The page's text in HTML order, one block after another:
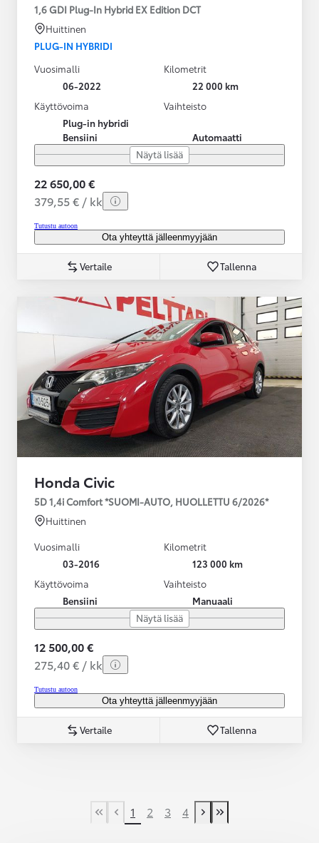
1,6 GDI Plug-In Hybrid EX Edition DCT
Huittinen
PLUG-IN HYBRIDI
Vuosimalli
06-2022
Kilometrit
22 000 km
Käyttövoima
Plug-in hybridi
Bensiini
Vaihteisto
Automaatti
Näytä lisää
22 650,00 €
379,55 € / kk
Tutustu autoon
Ota yhteyttä jälleenmyyjään
Vertaile Tallenna
Honda Civic
5D 1,4i Comfort *SUOMI-AUTO, HUOLLETTU 6/2026*
Huittinen
Vuosimalli
03-2016
Kilometrit
123 000 km
Käyttövoima
Bensiini
Vaihteisto
Manuaali
Näytä lisää
12 500,00 €
275,40 € / kk
Tutustu autoon
Ota yhteyttä jälleenmyyjään
Vertaile Tallenna
First Page
Previous page
1 2 3 4
Next page
Last Page